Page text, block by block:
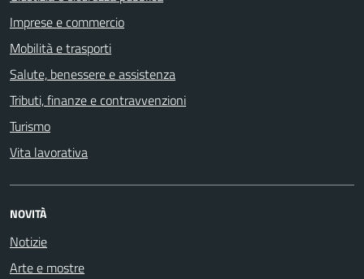
Imprese e commercio
Mobilità e trasporti
Salute, benessere e assistenza
Tributi, finanze e contravvenzioni
Turismo
Vita lavorativa
NOVITÀ
Notizie
Arte e mostre